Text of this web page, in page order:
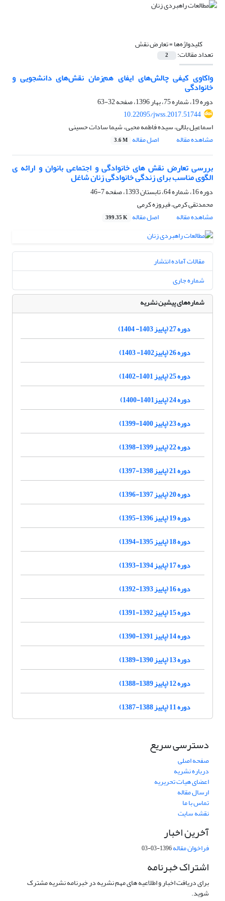
کلیدواژه‌ها =تعارض نقش
تعداد مقالات: 2
واکاوی کیفی چالش‌های ایفای هم‌زمان نقش‌های دانشجویی و
خانوادگی
دوره 19، شماره 75، بهار 1396، صفحه
32-63
10.22095/jwss.2017.51744
اسماعیل بلالی، سیده فاطمه محبی، شیما سادات حسینی
مشاهده مقاله
اصل مقاله 3.6 M
بررسی تعارض نقش های خانوادگی و اجتماعی بانوان و ارائه ی
الگوی مناسب برای زندگی خانوادگی زنان شاغل
دوره 16، شماره 64، تابستان 1393، صفحه
7-46
محمدتقی کرمی، فیروزه کرمی
مشاهده مقاله
اصل مقاله 399.35 K
مقالات آماده انتشار
شماره جاری
شماره‌های پیشین نشریه
دوره 27 (پاییز 1403- 1404)
دوره 26 (پاییز1402- 1403)
دوره 25 (پاییز 1401-1402)
دوره 24 (پاییز1401-1400)
دوره 23 (پاییز 1400-1399)
دوره 22 (پاییز 1399-1398)
دوره 21 (پاییز 1398-1397)
دوره 20 (پاییز 1397-1396)
دوره 19 (پاییز 1396-1395)
دوره 18 (پاییز 1395-1394)
دوره 17 (پاییز 1394-1393)
دوره 16 (پاییز 1393-1392)
دوره 15 (پاییز 1392-1391)
دوره 14 (پاییز 1391-1390)
دوره 13 (پاییز 1390-1389)
دوره 12 (پاییز 1389-1388)
دوره 11 (پاییز 1388-1387)
دسترسی سریع
صفحه اصلی
درباره نشریه
اعضای هیات تحریریه
ارسال مقاله
تماس با ما
نقشه سایت
آخرین اخبار
فراخوان مقاله1396-03-03
اشتراک خبرنامه
برای دریافت اخبار و اطلاعیه های مهم نشریه در خبرنامه نشریه مشترک
شوید.